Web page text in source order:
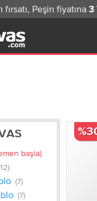
fırsatı, Peşin fiyatına 3
başla)
(7)
(7)